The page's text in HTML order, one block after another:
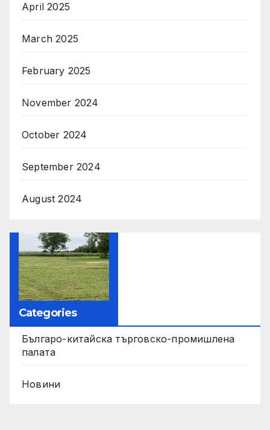
April 2025
March 2025
February 2025
November 2024
October 2024
September 2024
August 2024
Categories
Българо-китайска търговско-промишлена
палата
Новини